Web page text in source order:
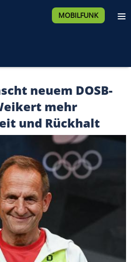
MOBILFUNK
neuem DOSB-
mehr
und Rückhalt